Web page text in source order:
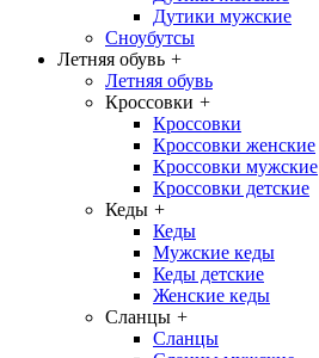
Дутики мужские
Сноубутсы
Летняя обувь +
Летняя обувь
Кроссовки +
Кроссовки
Кроссовки женские
Кроссовки мужские
Кроссовки детские
Кеды +
Кеды
Мужские кеды
Кеды детские
Женские кеды
Сланцы +
Сланцы